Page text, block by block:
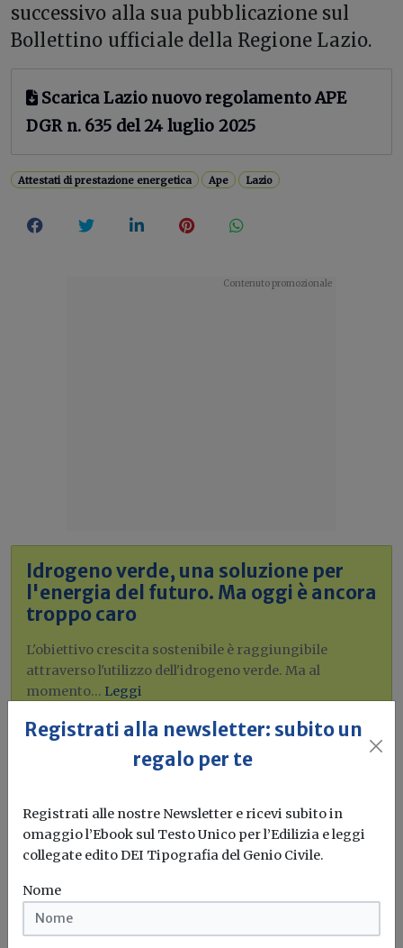
successivo alla sua pubblicazione sul
Bollettino ufficiale della Regione Lazio.
Scarica Lazio nuovo regolamento APE
DGR n. 635 del 24 luglio 2025
Attestati di prestazione energetica Ape Lazio
Idrogeno verde, una soluzione per
l'energia del futuro. Ma oggi è ancora
troppo caro
L'obiettivo crescita sostenibile è raggiungibile
attraverso l'utilizzo dell'idrogeno verde. Ma al
momento... Leggi
Bonus elettrodomestici green,
spunta il nuovo contributo per
Il governo ha allo studio l'introduzione di un nuovo
bonus elettrodomestici, che...Leggi
Potrebbe interessarti
Attualità
Registrati alla newsletter: subito un
regalo per te
Registrati alle nostre Newsletter e ricevi subito in
omaggio l’Ebook sul Testo Unico per l’Edilizia e leggi
collegate edito DEI Tipografia del Genio Civile.
Nome